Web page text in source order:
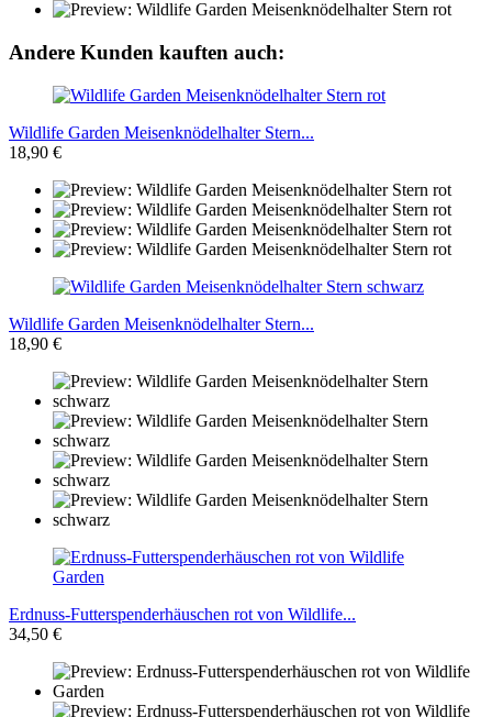
Andere Kunden kauften auch:
Wildlife Garden Meisenknödelhalter Stern...
18,90 €
Wildlife Garden Meisenknödelhalter Stern...
18,90 €
Erdnuss-Futterspenderhäuschen rot von Wildlife...
34,50 €